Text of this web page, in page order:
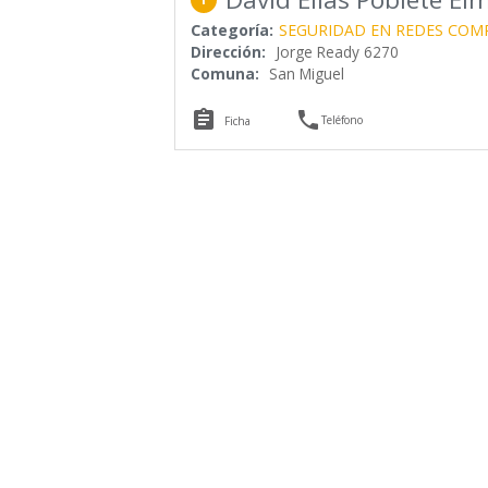
Categoría: SEGURIDAD EN REDES
Dirección: Jorge Ready 6270
Comuna: San Miguel
 Ficha Teléfono